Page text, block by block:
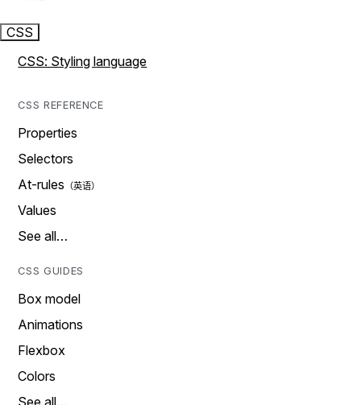
CSS
CSS: Styling language
CSS REFERENCE
Properties
Selectors
At-rules
Values
See all…
CSS GUIDES
Box model
Animations
Flexbox
Colors